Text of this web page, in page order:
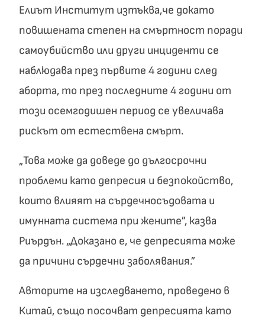
Елиът Институт изтъква,че докато
повишената степен на смъртност поради
самоубийство или други инциденти се
наблюдава през първите 4 години след
аборта, то през последните 4 години от
този осемгодишен период се увеличава
рискът от естествена смърт.
„Това може да доведе до дългосрочни
проблеми като депресия и безпокойство,
които влияят на сърдечносъдовата и
имунната система при жените”, казва
Риърдън. „Доказано е, че депресията може
да причини сърдечни заболявания.”
Авторите на изследването, проведено в
Китай, също посочват депресията като